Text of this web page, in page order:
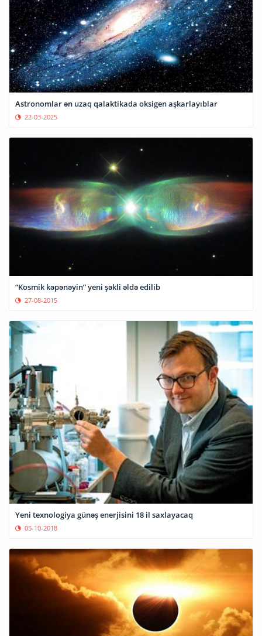
Astronomlar ən uzaq qalaktikada oksigen aşkarlayıblar
22-03-2025
“Kosmik kəpənəyin” yeni şəkli əldə edilib
27-08-2015
Yeni texnologiya günəş enerjisini 18 il saxlayacaq
05-10-2018